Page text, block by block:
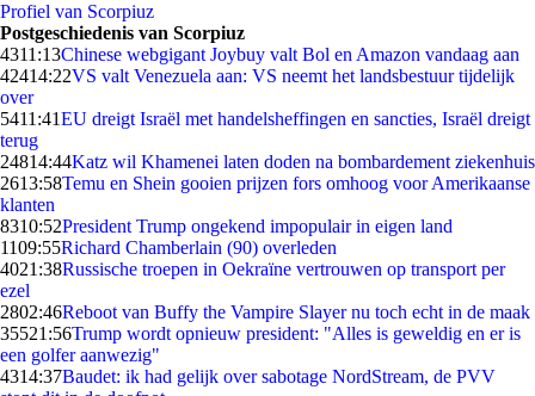
Profiel van Scorpiuz
Postgeschiedenis van Scorpiuz
4311:13Chinese webgigant Joybuy valt Bol en Amazon vandaag aan
42414:22VS valt Venezuela aan: VS neemt het landsbestuur tijdelijk
over
5411:41EU dreigt Israël met handelsheffingen en sancties, Israël dreigt
terug
24814:44Katz wil Khamenei laten doden na bombardement ziekenhuis
2613:58Temu en Shein gooien prijzen fors omhoog voor Amerikaanse
klanten
8310:52President Trump ongekend impopulair in eigen land
1109:55Richard Chamberlain (90) overleden
4021:38Russische troepen in Oekraïne vertrouwen op transport per
ezel
2802:46Reboot van Buffy the Vampire Slayer nu toch echt in de maak
35521:56Trump wordt opnieuw president: "Alles is geweldig en er is
een golfer aanwezig"
4314:37Baudet: ik had gelijk over sabotage NordStream, de PVV